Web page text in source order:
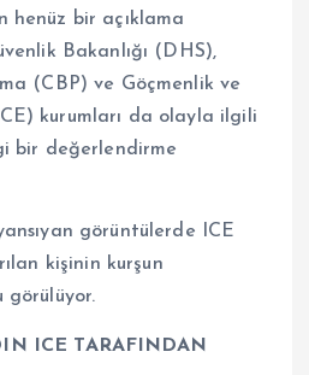
henüz bir açıklama
Bakanlığı (DHS),
(CBP) ve Göçmenlik ve
kurumları da olayla ilgili
bir değerlendirme
görüntülerde ICE
kişinin kurşun
görülüyor.
ICE TARAFINDAN